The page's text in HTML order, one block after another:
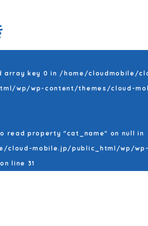
array key 0 in /home/cloudmobile/
wp/wp-content/themes/cloud-
read property "cat_name" on null in
cloud-mobile.jp/public_html/wp/
on line 31